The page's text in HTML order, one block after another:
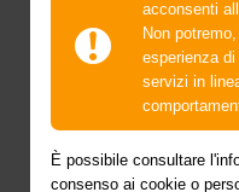
acconsenti
Non
esperienza
servizi in
È possibile consultare
consenso ai cookie o
Pubblicato “Welfare
sul Welfare